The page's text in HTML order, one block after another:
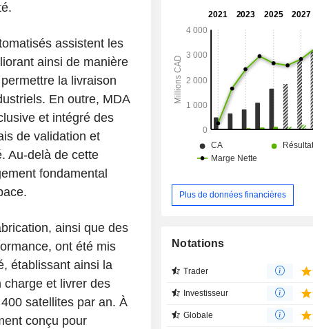
assistent les
ainsi de manière
la livraison
En outre, MDA
et intégré des
de validation et
Au-delà de cette
fondamental
ainsi que des
ont été mis
établissant ainsi la
charge et livrer des
satellites par an. À
conçu pour
géointelligence, la société est
exploitante et maître d'œuvre
d'observation de la Terre (EO) et
spatiale, tout en fournissant des
des produits clés. Son activité EO
collecte, le traitement et la diffusion
d'imagerie terrestre depuis l'espace.
Plus de données financières
Notations
Trader
Investisseur
Globale